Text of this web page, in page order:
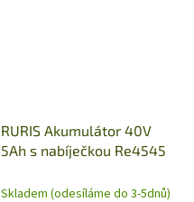
RURIS Akumulátor 40V
5Ah s nabíječkou Re4545
Skladem (odesíláme do 3-5dnů)